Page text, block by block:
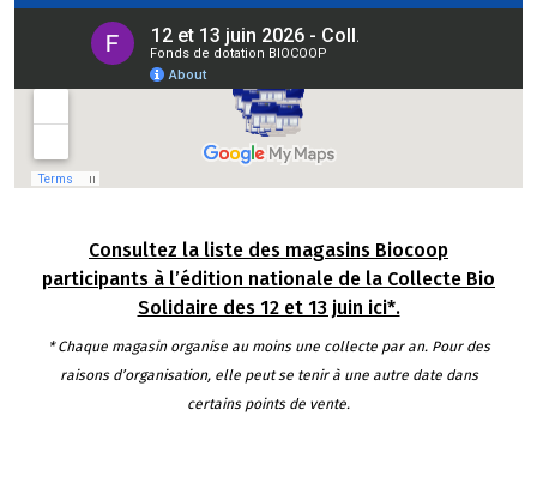
Consultez la liste des magasins Biocoop
participants à l’édition nationale de la Collecte Bio
Solidaire des 12 et 13 juin ici*.
* Chaque magasin organise au moins une collecte par an. Pour des
raisons d’organisation, elle peut se tenir à une autre date dans
certains points de vente.